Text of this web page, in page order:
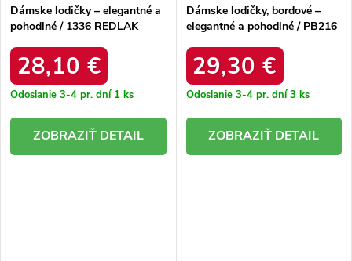
Dámske lodičky – elegantné a
pohodlné / 1336 REDLAK
28,10 €
Odoslanie 3-4 pr. dní 1 ks
DETAIL
Dámske lodičky, bordové –
elegantné a pohodlné / PB216
29,30 €
Odoslanie 3-4 pr. dní3 ks
DETAIL